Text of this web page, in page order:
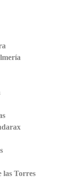
las Torres